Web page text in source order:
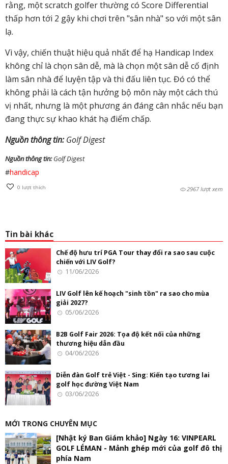
rằng, một scratch golfer thường có Score Differential
thấp hơn tới 2 gậy khi chơi trên "sân nhà" so với một sân
lạ.
Vì vậy, chiến thuật hiệu quả nhất để hạ Handicap Index
không chỉ là chọn sân dễ, mà là chọn một sân dễ cố định
làm sân nhà để luyện tập và thi đấu liên tục. Đó có thể
không phải là cách tận hưởng bộ môn này một cách thú
vị nhất, nhưng là một phương án đáng cân nhắc nếu bạn
đang thực sự khao khát hạ điểm chấp.
Nguồn thông tin:Golf Digest
Nguồn thông tin:Golf Digest
#handicap
0 lượt thích 2967 lượt xem
Tin bài khác
Chế độ hưu trí PGA Tour thay đổi ra sao sau cuộc
chiến với LIV Golf?
11/06/2026
LIV Golf lên kế hoạch "sinh tồn" ra sao cho mùa
giải 2027?
05/06/2026
B2B Golf Fair 2026: Tọa độ kết nối của những
thương hiệu dẫn đầu
04/06/2026
Diễn đàn Golf trẻ Việt - Sing: Kiến tạo tương lai
golf học đường Việt Nam
03/06/2026
MỚI TRONG CHUYÊN MỤC
[Nhật ký Ban Giám khảo] Ngày 16: VINPEARL
GOLF LÉMAN - Mảnh ghép mới của golf đô thị
phía Nam